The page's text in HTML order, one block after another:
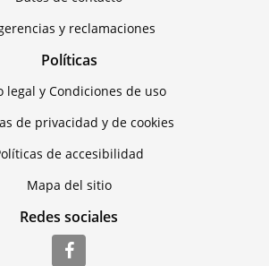
y reclamaciones
Políticas
legal y Condiciones de uso
de privacidad y de cookies
de accesibilidad
Mapa del sitio
Redes sociales